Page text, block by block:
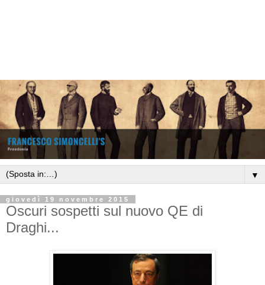
▼
giovedì 19 novembre 2015
Oscuri sospetti sul nuovo QE di
Draghi...